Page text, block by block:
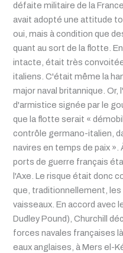
défaite militaire de la
avait adopté une attitude
oui, mais à condition que
quant au sort de la flotte.
intacte, était très
italiens. C'était même la
major naval britannique.
d'armistice signée par le
que la flotte serait «
contrôle germano-italien,
navires en temps de paix
ports de guerre français
l'Axe. Le risque était donc
que, traditionnellement, les
vaisseaux. En accord avec
Dudley Pound), Churchill
forces navales françaises
eaux anglaises, à Mers el-